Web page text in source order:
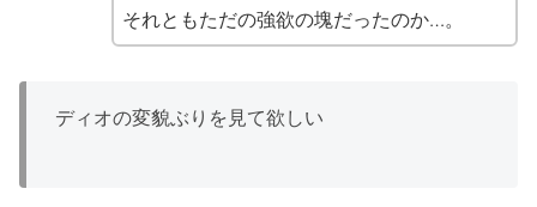
それともただの強欲の塊だったのか…。
ディオの変貌ぶりを見て欲しい